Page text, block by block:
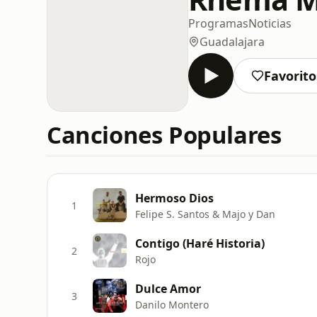
ProgramasNoticias
Guadalajara
Canciones Populares
1 Hermoso Dios
Felipe S. Santos & Majo y Dan
2 Contigo (Haré Historia)
Rojo
3 Dulce Amor
Danilo Montero